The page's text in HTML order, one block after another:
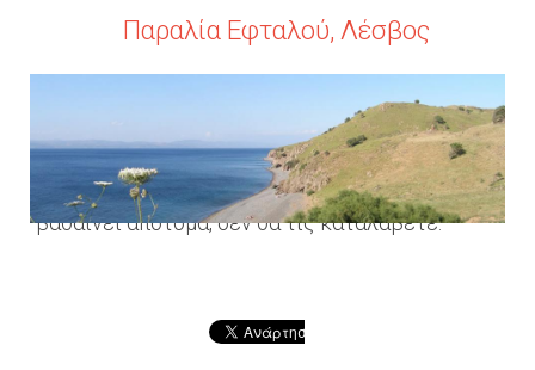
Παραλία Εφταλού, Λέσβος
Δίπλα στον πανέμορφο Μόλυβο, ανατολικά
υπάρχει η Eφταλού, μια όμορφη παραλία με
μεγάλο βότσαλο και πέτρες, τις οποίες, καθώς
βαθαίνει απότομα, δεν θα τις καταλάβετε.